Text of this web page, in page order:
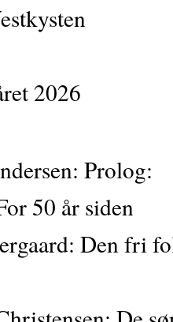
2026
Prolog:
50 år siden
Den fri